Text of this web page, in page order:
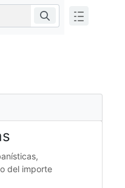
del importe